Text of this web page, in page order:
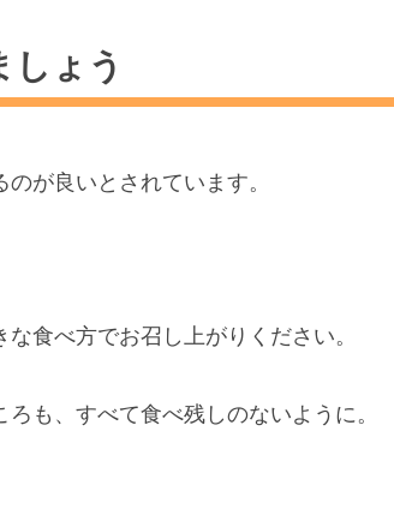
ょう
が良いとされています。
な食べ方でお召し上がりください。
も、すべて食べ残しのないように。